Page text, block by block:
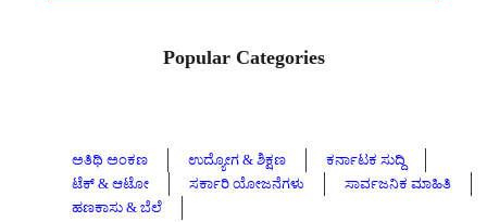
Popular Categories
ಅತಿಥಿ ಅಂಕಣ ಉದ್ಯೋಗ & ಶಿಕ್ಷಣ
ಕರ್ನಾಟಕ ಸುದ್ದಿ
ಟೆಕ್ & ಆಟೋ
ಸರ್ಕಾರಿ ಯೋಜನೆಗಳು
ಸಾರ್ವಜನಿಕ ಮಾಹಿತಿ
ಹಣಕಾಸು & ಬೆಲೆ